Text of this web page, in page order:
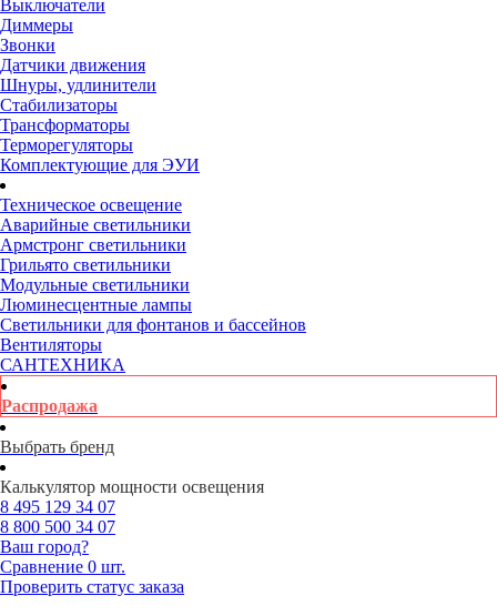
Выключатели
Диммеры
Звонки
Датчики движения
Шнуры, удлинители
Стабилизаторы
Трансформаторы
Терморегуляторы
Комплектующие для ЭУИ
Техническое освещение
Аварийные светильники
Армстронг светильники
Грильято светильники
Модульные светильники
Люминесцентные лампы
Светильники для фонтанов и бассейнов
Вентиляторы
САНТЕХНИКА
Распродажа
Выбрать бренд
Калькулятор мощности освещения
8 495 129 34 07
8 800 500 34 07
Ваш город?
Сравнение 0 шт.
Проверить статус заказа